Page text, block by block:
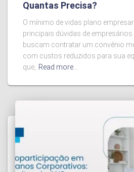
Quantas Precisa?
O mínimo de vidas plano
principais dúvidas de empresários
buscam contratar um convênio
com custos reduzidos para sua
que, Read more…